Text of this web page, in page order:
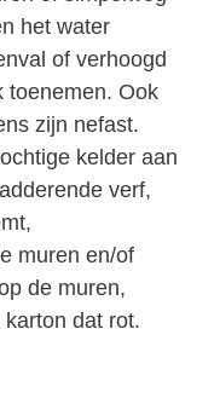
het water
of verhoogd
toenemen. Ook
zijn nefast.
kelder aan
verf,
muren en/of
de muren,
dat rot.